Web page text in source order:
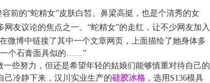
前的“蛇精女”皮肤白皙、鼻梁高挺，也是个清秀的女
友议论的焦点之一。 “蛇精女”的走红，让不少网友加入
微博中链接了其中一个文章网页，上面描绘了她身体多
一个石膏面具似的……”
些努力，但还是希望年轻的姑娘们能够慎重对待自己的
冷静下来， 汉川实业生产的硅胶冰格 ，选用S136模具